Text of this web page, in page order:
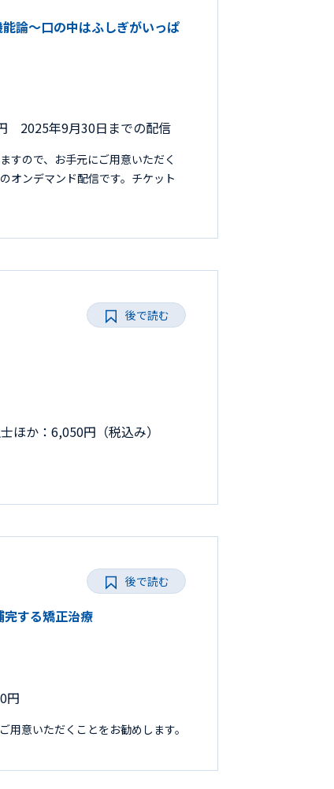
論～口の中はふしぎがいっぱ
2025年9月30日までの配信
ので、お手元にご用意いただく
オンデマンド配信です。チケット
か：6,050円（税込み）
後で読む
する矯正治療
円
意いただくことをお勧めします。
後で読む